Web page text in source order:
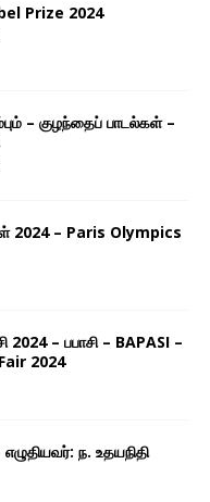
Prize 2024
– குழந்தைப் பாடல்கள் –
2024 – Paris Olympics
– பபாசி – BAPASI –
2024
ந. உதயநிதி